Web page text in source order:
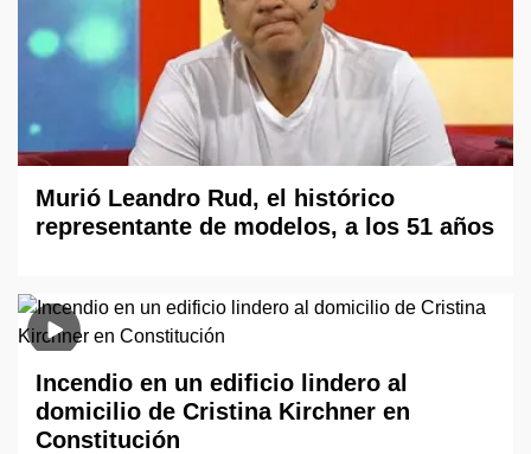
Murió Leandro Rud, el histórico
representante de modelos, a los 51 años
Incendio en un edificio lindero al
domicilio de Cristina Kirchner en
Constitución